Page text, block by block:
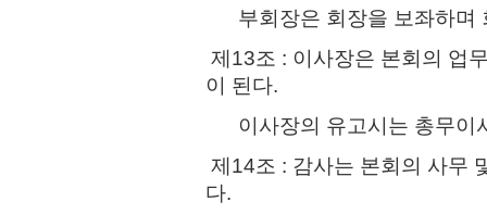
부회장은 회장을 보좌하며
제13조 : 이사장은 본회의 업
이 된다.
이사장의 유고시는 총무이
제14조 : 감사는 본회의 사무
다.